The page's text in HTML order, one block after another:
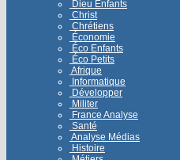
Dieu Enfants
Christ
Chrétiens
Économie
Éco Enfants
Éco Petits
Afrique
Informatique
Développer
Militer
France Analyse
Santé
Analyse Médias
Histoire